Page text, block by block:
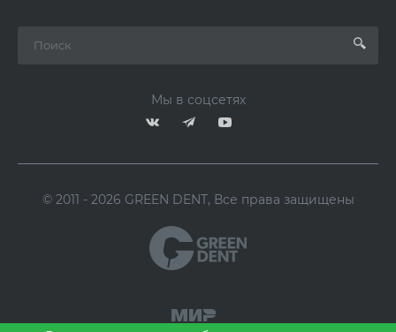
Мы в соцсетях
© 2011 - 2026 GREEN DENT, Все права защищены